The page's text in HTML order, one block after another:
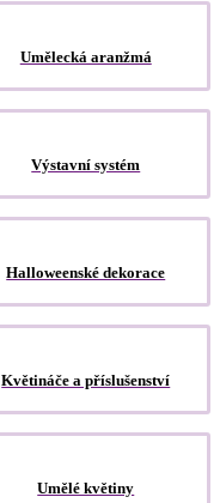
Umělecká aranžmá
Výstavní systém
Halloweenské dekorace
Květináče a příslušenství
Umělé květiny